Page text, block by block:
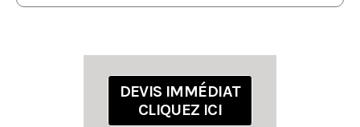
DEVIS IMMÉDIAT
CLIQUEZ ICI